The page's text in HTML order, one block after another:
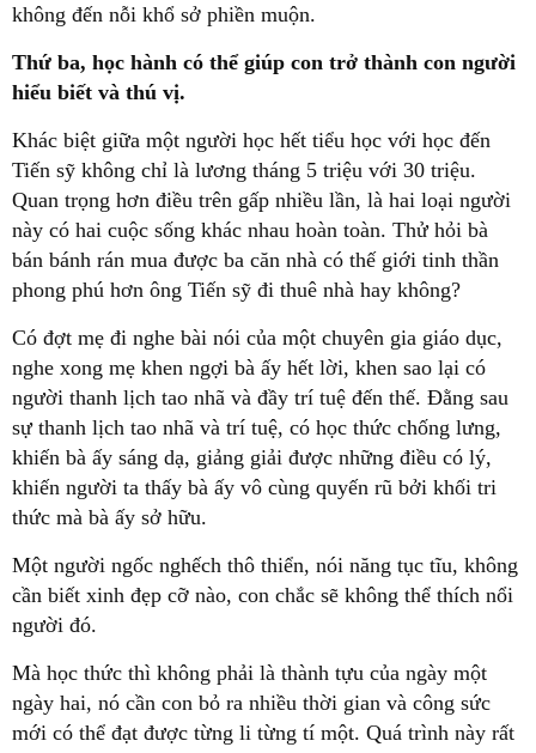
không đến nỗi khổ sở phiền muộn.
Thứ ba, học hành có thể giúp con trở thành con người
hiểu biết và thú vị.
Khác biệt giữa một người học hết tiểu học với học đến
Tiến sỹ không chỉ là lương tháng 5 triệu với 30 triệu.
Quan trọng hơn điều trên gấp nhiều lần, là hai loại người
này có hai cuộc sống khác nhau hoàn toàn. Thử hỏi bà
bán bánh rán mua được ba căn nhà có thế giới tinh thần
phong phú hơn ông Tiến sỹ đi thuê nhà hay không?
Có đợt mẹ đi nghe bài nói của một chuyên gia giáo dục,
nghe xong mẹ khen ngợi bà ấy hết lời, khen sao lại có
người thanh lịch tao nhã và đầy trí tuệ đến thế. Đằng sau
sự thanh lịch tao nhã và trí tuệ, có học thức chống lưng,
khiến bà ấy sáng dạ, giảng giải được những điều có lý,
khiến người ta thấy bà ấy vô cùng quyến rũ bởi khối tri
thức mà bà ấy sở hữu.
Một người ngốc nghếch thô thiển, nói năng tục tĩu, không
cần biết xinh đẹp cỡ nào, con chắc sẽ không thể thích nổi
người đó.
Mà học thức thì không phải là thành tựu của ngày một
ngày hai, nó cần con bỏ ra nhiều thời gian và công sức
mới có thể đạt được từng li từng tí một. Quá trình này rất